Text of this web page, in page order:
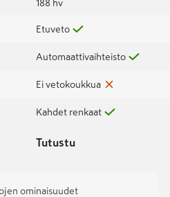
188 hv
Etuveto
Automaattivaihteisto
Ei vetokoukkua
Kahdet renkaat
Tutustu
ominaisuudet